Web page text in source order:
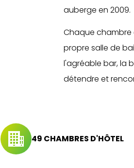
auberge en 2009.
Chaque chambre
propre salle de
l'agréable bar, la
détendre et
49 CHAMBRES D'HÔTEL